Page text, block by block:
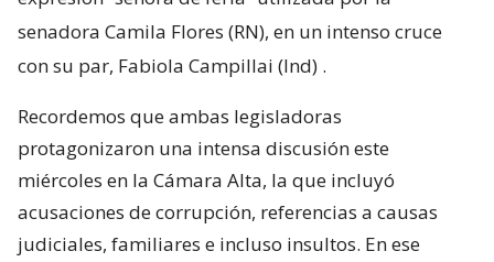
senadora Camila Flores (RN), en un intenso cruce
con su par, Fabiola Campillai (Ind) .
Recordemos que ambas legisladoras
protagonizaron una intensa discusión este
miércoles en la Cámara Alta, la que incluyó
acusaciones de corrupción, referencias a causas
judiciales, familiares e incluso insultos. En ese